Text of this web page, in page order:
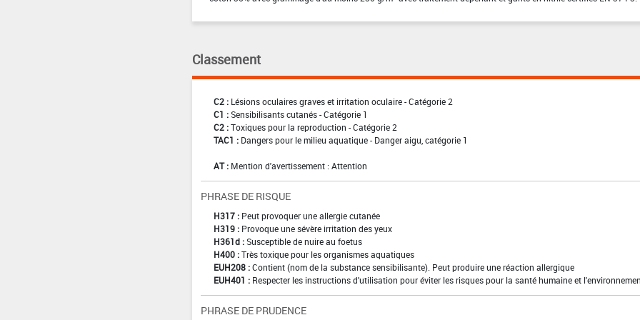
Classement
C2 : Lésions oculaires graves et irritation oculaire - Catégorie 2
C1 : Sensibilisants cutanés - Catégorie 1
C2 : Toxiques pour la reproduction - Catégorie 2
TAC1 : Dangers pour le milieu aquatique - Danger aigu, catégorie 1
AT : Mention d'avertissement : Attention
PHRASE DE RISQUE
H317 : Peut provoquer une allergie cutanée
H319 : Provoque une sévère irritation des yeux
H361d : Susceptible de nuire au foetus
H400 : Très toxique pour les organismes aquatiques
EUH208 : Contient (nom de la substance sensibilisante). Peut produire une réaction allergique
EUH401 : Respecter les instructions d'utilisation pour éviter les risques pour la santé humaine et
PHRASE DE PRUDENCE